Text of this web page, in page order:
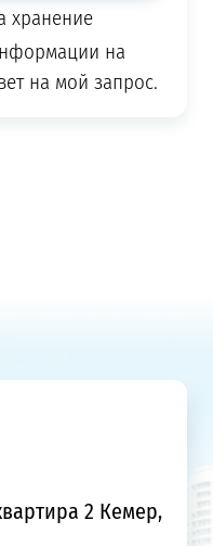
хранение
на
на мой запрос.
2 Кемер,